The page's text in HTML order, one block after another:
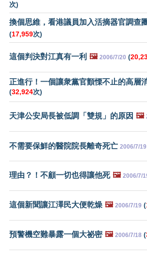
次)
換個思維，看港議員加入活摘器官調查
(17,959次)
這個判決對江真有一利 🖼️ 2006/7/20 (
正進行！一個讓衆黨官顫慄不止的高層
(32,924次)
天津公安局長被低調「雙規」的原因 🖼️
不需要保鮮的醫院院長離奇死亡 2006/7/19
理由？！不顧一切也得讓他死 🖼️ 2006/7/
這個新聞讓江澤民大便乾燥 🖼️ 2006/7/19 (
預警機空難暴露一個大祕密 🖼️ 2006/7/18 (